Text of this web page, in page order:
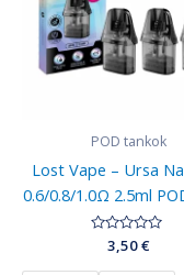
POD tankok
Lost Vape – Ursa
0.6/0.8/1.0Ω 2.5ml
Értékelés:
/
3,50€